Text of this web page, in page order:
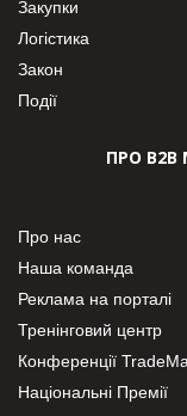
Закупки
Логістика
Закон
Події
ПРО В2В
Про нас
Наша команда
Реклама на порталі
Тренінговий центр
Конференції
Національні Премії